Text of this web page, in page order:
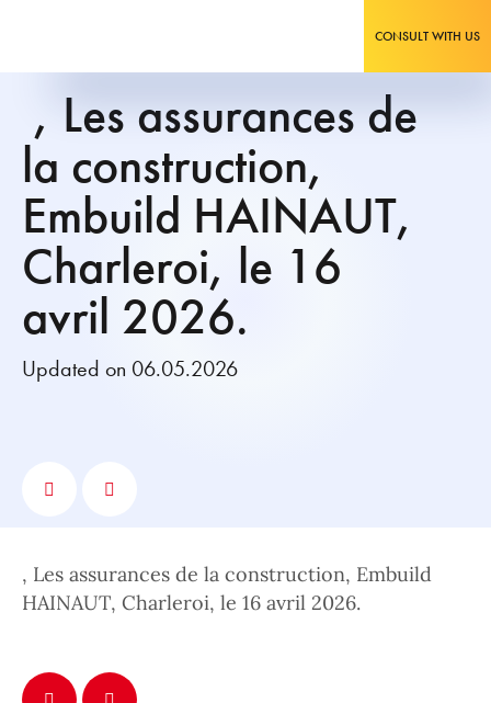
CONSULT WITH US
, Les assurances de
la construction,
Embuild HAINAUT,
Charleroi, le 16
avril 2026.
Updated on 06.05.2026
, Les assurances de la construction, Embuild
HAINAUT, Charleroi, le 16 avril 2026.